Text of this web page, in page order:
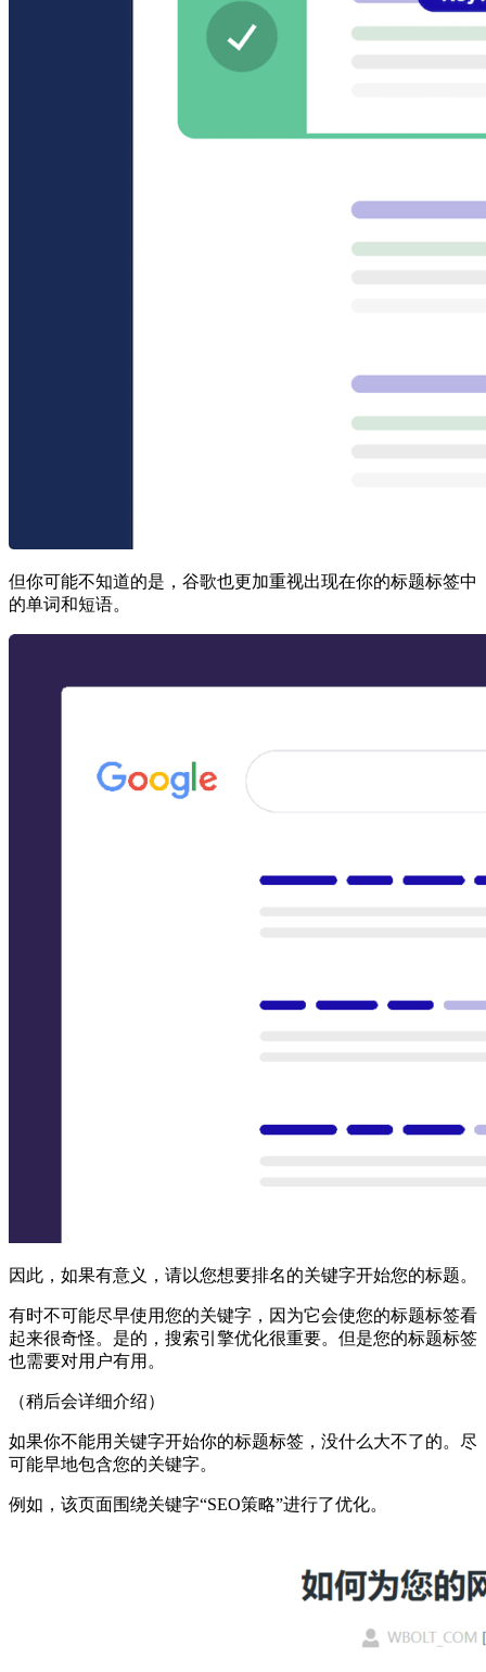
但你可能不知道的是，谷歌也更加重视出现在你的标题标签中
的单词和短语。
因此，如果有意义，请以您想要排名的关键字开始您的标题。
有时不可能尽早使用您的关键字，因为它会使您的标题标签看
起来很奇怪。是的，搜索引擎优化很重要。但是您的标题标签
也需要对用户有用。
（稍后会详细介绍）
如果你不能用关键字开始你的标题标签，没什么大不了的。尽
可能早地包含您的关键字。
例如，该页面围绕关键字“SEO策略”进行了优化。